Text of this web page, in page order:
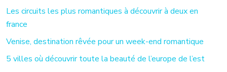
Les circuits les plus romantiques à découvrir à deux en
france
Venise, destination rêvée pour un week-end romantique
5 villes où découvrir toute la beauté de l’europe de l’est